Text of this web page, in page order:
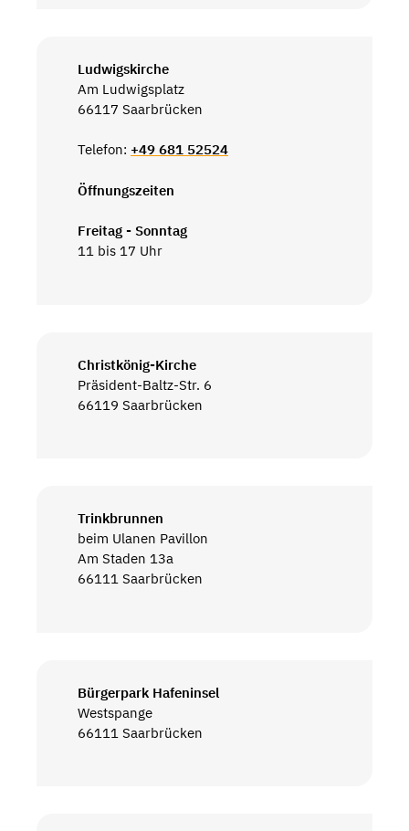
Ludwigskirche
Am Ludwigsplatz
66117 Saarbrücken
Telefon: +49 681 52524
Öffnungszeiten
Freitag - Sonntag
11 bis 17 Uhr
Christkönig-Kirche
Präsident-Baltz-Str. 6
66119 Saarbrücken
Trinkbrunnen
beim Ulanen Pavillon
Am Staden 13a
66111 Saarbrücken
Bürgerpark Hafeninsel
Westspange
66111 Saarbrücken